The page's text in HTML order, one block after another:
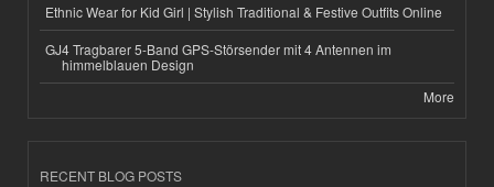
Ethnic Wear for Kid Girl | Stylish Traditional & Festive Outfits Online
GJ4 Tragbarer 5-Band GPS-Störsender mit 4 Antennen im
himmelblauen Design
More
RECENT BLOG POSTS